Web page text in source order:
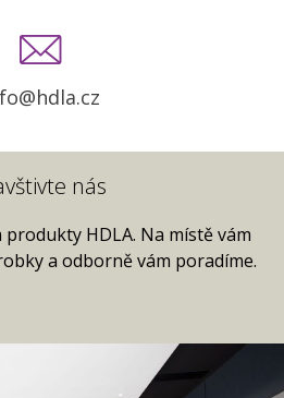
@hdla.cz
nás
HDLA. Na místě vám
a odborně vám poradíme.